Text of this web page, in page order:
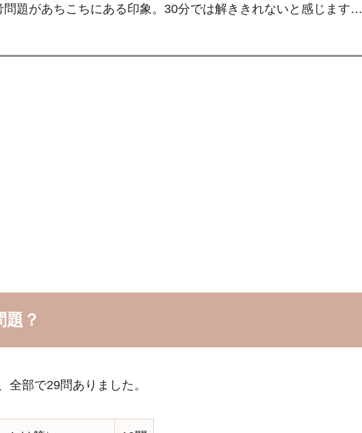
問題があちこちにある印象。30分では解ききれないと感じます…
？
全部で29問ありました。